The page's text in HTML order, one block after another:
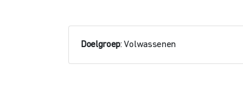
Doelgroep: Volwassenen